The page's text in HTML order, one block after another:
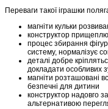
Переваги такої іграшки
магніти кульки
конструктор
процес збирання
систему, нормалізує
деталі добре
докладати особливих
магніти розташовані
безпечні для дитини
конструктор надовго
альтернативою